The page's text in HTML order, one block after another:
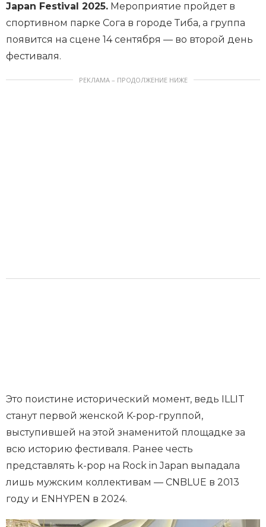
Japan Festival 2025. Мероприятие пройдет в
спортивном парке Сога в городе Тиба, а группа
появится на сцене 14 сентября — во второй день
фестиваля.
РЕКЛАМА – ПРОДОЛЖЕНИЕ НИЖЕ
Это поистине исторический момент, ведь ILLIT
станут первой женской K-pop-группой,
выступившей на этой знаменитой площадке за
всю историю фестиваля. Ранее честь
представлять k-pop на Rock in Japan выпадала
лишь мужским коллективам — CNBLUE в 2013
году и ENHYPEN в 2024.